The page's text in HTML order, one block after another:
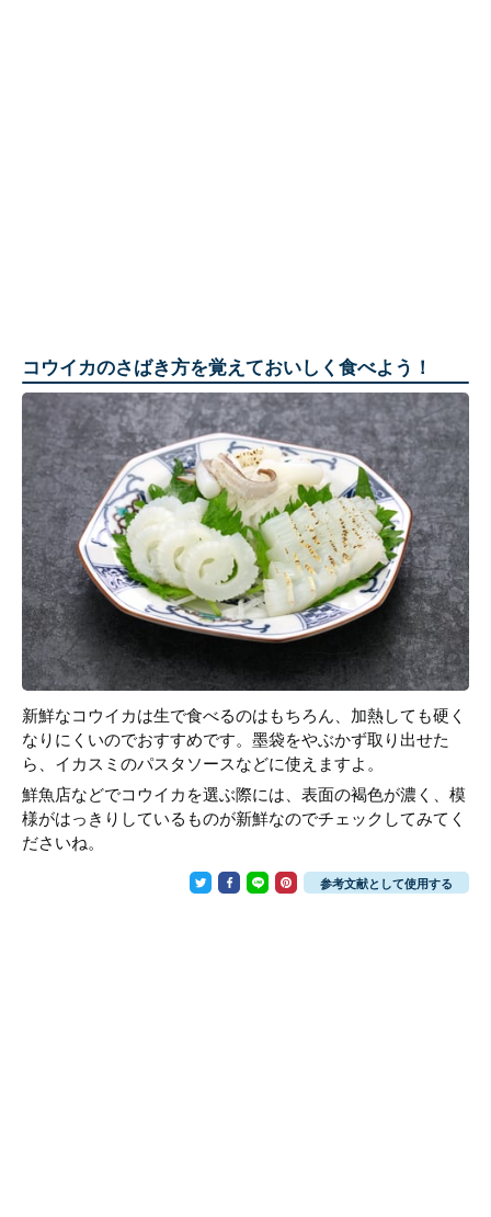
コウイカのさばき方を覚えておいしく食べよう！
新鮮なコウイカは生で食べるのはもちろん、加熱しても硬く
なりにくいのでおすすめです。墨袋をやぶかず取り出せた
ら、イカスミのパスタソースなどに使えますよ。
鮮魚店などでコウイカを選ぶ際には、表面の褐色が濃く、模
様がはっきりしているものが新鮮なのでチェックしてみてく
ださいね。
参考文献として使用する